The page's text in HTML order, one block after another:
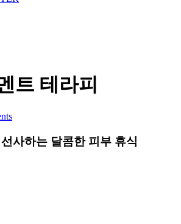
트 테라피
사하는 달콤한 피부 휴식